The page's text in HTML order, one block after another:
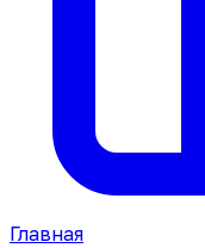
Главная